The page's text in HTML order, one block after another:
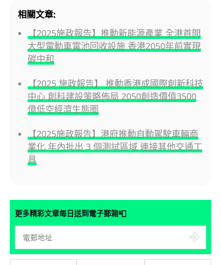
相關文章:
【2025施政報告】推動新能源產業 全港首間
大型電動車電池回收設施 香港2050年前實現
碳中和
【2025 施政報告】 推動香港成國際創新科技
中心 創科建設策略佈局 2050創造價值3500
億低空經濟生態圈
【2025施政報告】港府推動自動駕駛車輛商
業化 年內批出 3 個測試區域 連接其他交通工
具
更多精彩文章每日送到電子郵箱📮